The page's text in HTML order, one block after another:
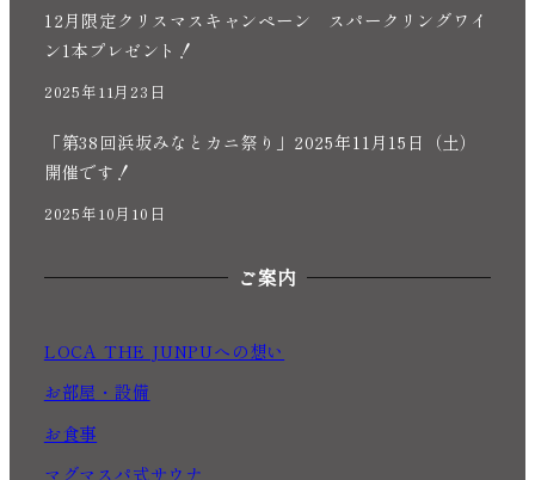
12月限定クリスマスキャンペーン スパークリングワイ
ン1本プレゼント！
2025年11月23日
「第38回浜坂みなとカニ祭り」2025年11月15日（土）
開催です！
2025年10月10日
ご案内
LOCA THE JUNPUへの想い
お部屋・設備
お食事
マグマスパ式サウナ